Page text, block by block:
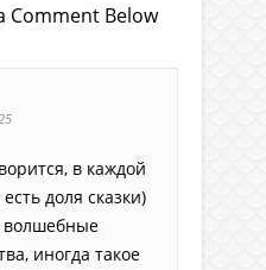
Comment Below
в каждой
есть доля сказки)
волшебные
иногда такое